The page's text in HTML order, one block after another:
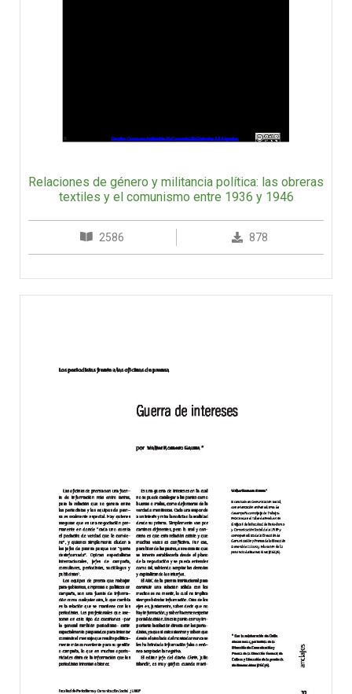
Relaciones de género y militancia política: las obreras
textiles y el comunismo entre 1936 y 1946
2586 878